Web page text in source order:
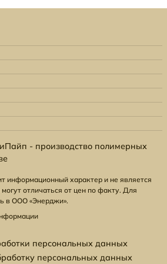
- производство полимерных
информационный характер и не является
отличаться от цен по факту. Для
в ООО «Энерджи».
персональных данных
персональных данных